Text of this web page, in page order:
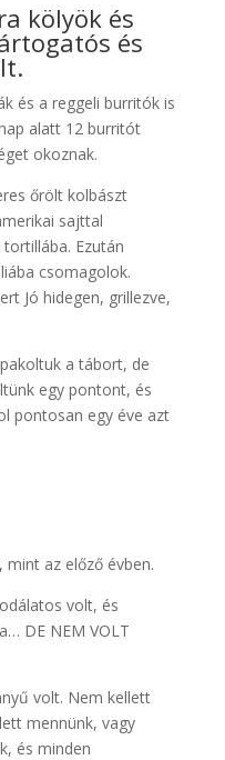
kölyök és
és
és a reggeli burritók is
alatt 12 burritót
okoznak.
őrölt kolbászt
sajttal
Ezután
csomagolok.
Jó hidegen, grillezve,
a tábort, de
egy pontont, és
pontosan egy éve azt
mint az előző évben.
volt, és
DE NEM VOLT
volt. Nem kellett
mennünk, vagy
és minden